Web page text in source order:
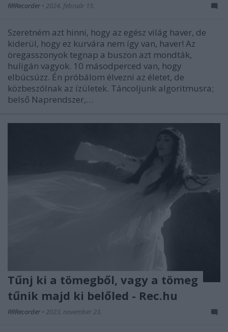
RRRecorder • 2024. február 15.
Szeretném azt hinni, hogy az egész világ haver, de
kiderül, hogy ez kurvára nem így van, haver! Az
öregasszonyok tegnap a buszon azt mondták,
huligán vagyok. 10 másodperced van, hogy
elbúcsúzz. Én próbálom élvezni az életet, de
közbeszólnak az ízületek. Táncoljunk algoritmusra;
belső Naprendszer,…
Tűnj ki a tömegből, vagy a tömeg
tűnik majd ki belőled - Rec.hu
RRRecorder • 2023. november 23.